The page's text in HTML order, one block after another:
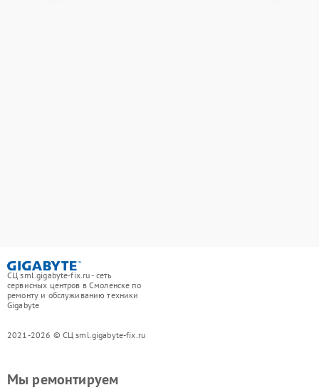
СЦ sml.gigabyte-fix.ru - сеть
сервисных центров в Смоленске по
ремонту и обслуживанию техники
Gigabyte
2021-2026 © СЦ sml.gigabyte-fix.ru
Мы ремонтируем